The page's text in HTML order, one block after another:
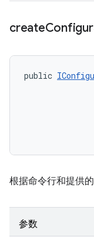
create
public
根据命令行和提供
参数